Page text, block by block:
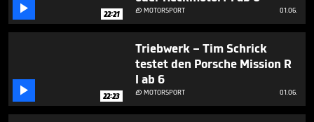
minutes,
 22:21 MOTORSPORT 01.06.
 22:23
Triebwerk – Tim Schrick
testet den Porsche Mission R
I ab 6
MOTORSPORT 01.06.